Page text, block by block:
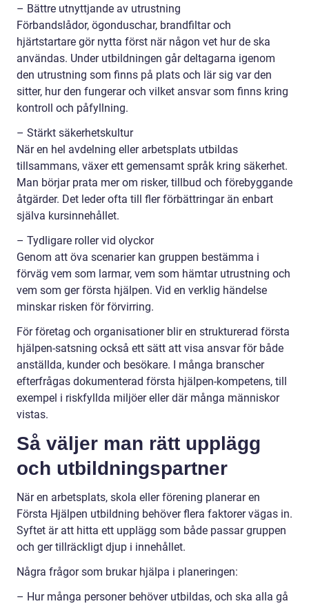
– Bättre utnyttjande av utrustning
Förbandslådor, ögonduschar, brandfiltar och
hjärtstartare gör nytta först när någon vet hur de ska
användas. Under utbildningen går deltagarna igenom
den utrustning som finns på plats och lär sig var den
sitter, hur den fungerar och vilket ansvar som finns kring
kontroll och påfyllning.
– Stärkt säkerhetskultur
När en hel avdelning eller arbetsplats utbildas
tillsammans, växer ett gemensamt språk kring säkerhet.
Man börjar prata mer om risker, tillbud och förebyggande
åtgärder. Det leder ofta till fler förbättringar än enbart
själva kursinnehållet.
– Tydligare roller vid olyckor
Genom att öva scenarier kan gruppen bestämma i
förväg vem som larmar, vem som hämtar utrustning och
vem som ger första hjälpen. Vid en verklig händelse
minskar risken för förvirring.
För företag och organisationer blir en strukturerad första
hjälpen-satsning också ett sätt att visa ansvar för både
anställda, kunder och besökare. I många branscher
efterfrågas dokumenterad första hjälpen-kompetens, till
exempel i riskfyllda miljöer eller där många människor
vistas.
Så väljer man rätt upplägg
och utbildningspartner
När en arbetsplats, skola eller förening planerar en
Första Hjälpen utbildning behöver flera faktorer vägas in.
Syftet är att hitta ett upplägg som både passar gruppen
och ger tillräckligt djup i innehållet.
Några frågor som brukar hjälpa i planeringen:
– Hur många personer behöver utbildas, och ska alla gå